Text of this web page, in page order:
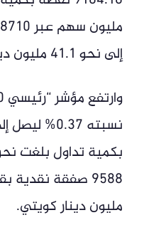
إلى نحو 41.1 مليون دينار كويتي.
مليون دينار كويتي.